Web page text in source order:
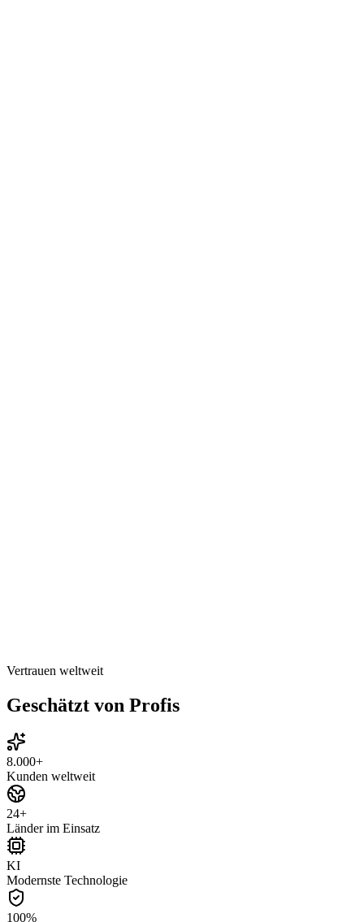
Vertrauen weltweit
Geschätzt von Profis
8.000+
Kunden weltweit
24+
Länder im Einsatz
KI
Modernste Technologie
100%